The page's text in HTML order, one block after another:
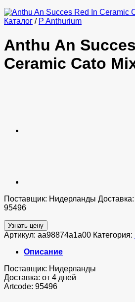
Каталог / P Anthurium
Anthu An
Ceramic Cato
Поставщик: Нидерланды Доставка:
95496
Узнать цену
Артикул: aa98874a1a00 Категория:
Описание
Поставщик: Нидерланды
Доставка: от 4 дней
Artcode: 95496